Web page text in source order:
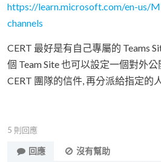
https://learn.microsoft.com/en-us/
channels
CERT 最好是有自己專屬的 Teams
個 Team Site 也可以設定一個對外
CERT 團隊的信件, 再分派給指定的
5 則回應
回應
沒有幫助